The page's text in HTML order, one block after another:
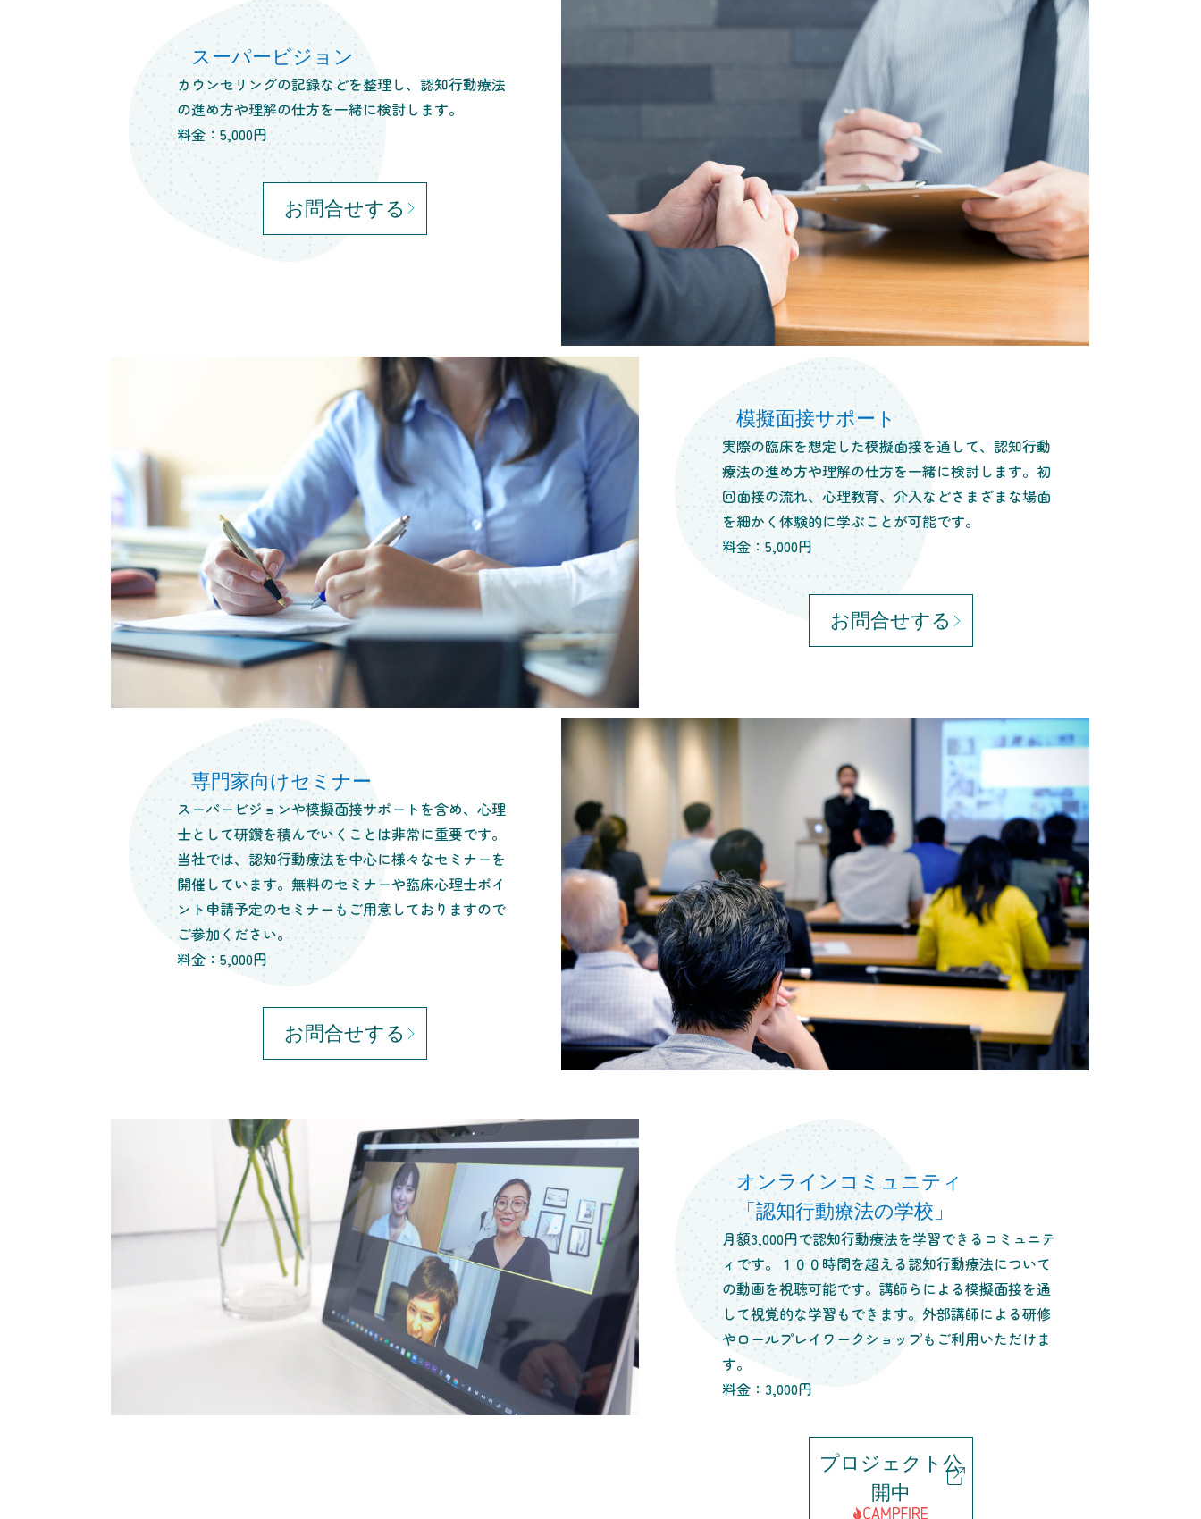
スーパービジョン
カウンセリングの記録などを整理し、認知行動療法
の進め方や理解の仕方を一緒に検討します。
料金：5,000円
お問合せする
模擬面接サポート
実際の臨床を想定した模擬面接を通して、認知行動
療法の進め方や理解の仕方を一緒に検討します。初
回面接の流れ、心理教育、介入などさまざまな場面
を細かく体験的に学ぶことが可能です。
料金：5,000円
お問合せする
専門家向けセミナー
スーパービジョンや模擬面接サポートを含め、心理
士として研鑽を積んでいくことは非常に重要です。
当社では、認知行動療法を中心に様々なセミナーを
開催しています。無料のセミナーや臨床心理士ポイ
ント申請予定のセミナーもご用意しておりますので
ご参加ください。
料金：5,000円
お問合せする
オンラインコミュニティ
「認知行動療法の学校」
月額3,000円で認知行動療法を学習できるコミュニテ
ィです。１００時間を超える認知行動療法について
の動画を視聴可能です。講師らによる模擬面接を通
して視覚的な学習もできます。外部講師による研修
やロールプレイワークショップもご利用いただけま
す。
料金：3,000円
プロジェクト公
開中